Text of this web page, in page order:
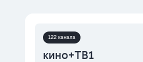
122 канала
кино+ТВ1